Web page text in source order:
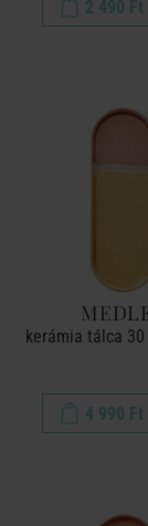
2 490 Ft
kerámia tálca 30
4 990 Ft